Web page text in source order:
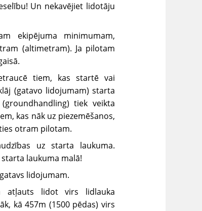
Un nekavējiet lidotāju
ekipējuma minimumam,
(altimetram). Ja pilotam
tiem, kas startē vai
(gatavo lidojumam) starta
tiek veikta
kas nāk uz piezemēšanos,
otram pilotam.
uz starta laukuma.
laukuma malā!
lidojumam.
atļauts lidot virs lidlauka
kā 457m (1500 pēdas) virs